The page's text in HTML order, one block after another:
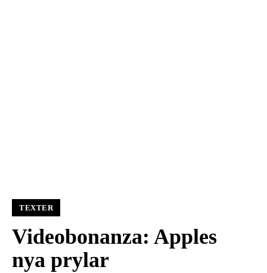
TEXTER
Videobonanza: Apples
nya prylar